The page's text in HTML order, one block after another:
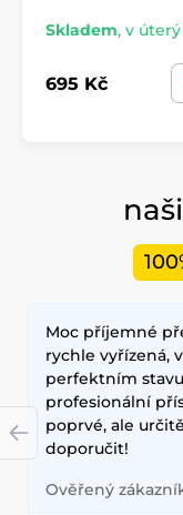
Skladem, v úterý
695 Kč
Moc příjemné
rychle vyřízená,
perfektním
profesionální
poprvé, ale
doporučit!
Ověřený